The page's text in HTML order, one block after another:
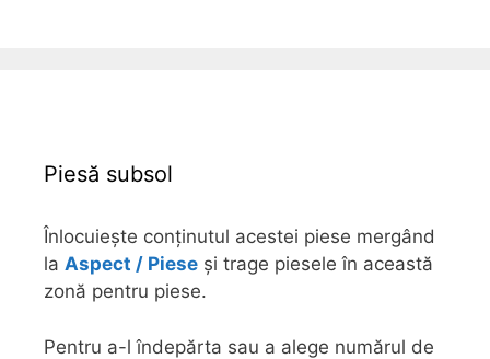
Piesă subsol
Înlocuiește conținutul acestei piese mergând
la Aspect / Piese și trage piesele în această
zonă pentru piese.
Pentru a-l îndepărta sau a alege numărul de